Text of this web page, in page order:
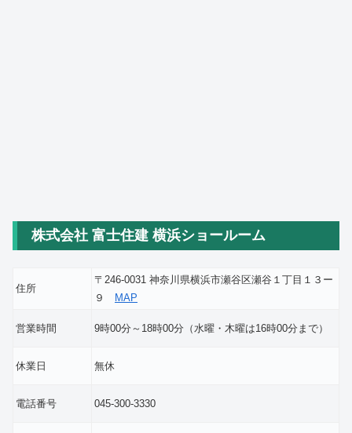
株式会社 富士住建 横浜ショールーム
住所
〒246-0031 神奈川県横浜市瀬谷区瀬谷１丁目１３ー
９
MAP
営業時間 9時00分～18時00分（水曜・木曜は16時00分まで）
休業日 無休
電話番号 045-300-3330